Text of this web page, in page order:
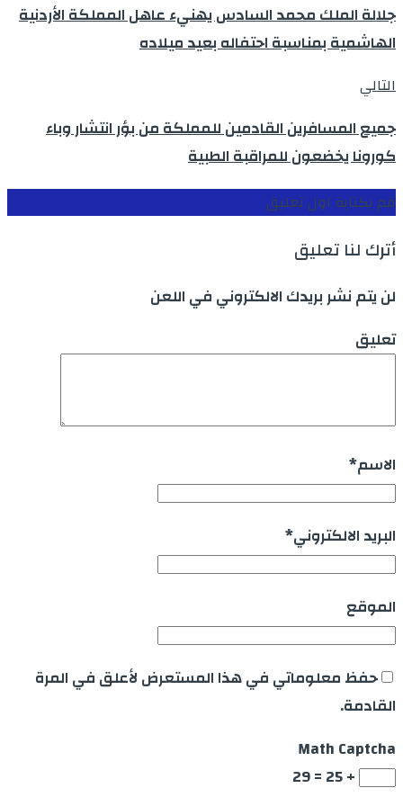
جلالة الملك محمد السادس يهنيء عاهل المملكة الأردنية
الهاشمية بمناسبة احتفاله بعيد ميلاده
التالي
جميع المسافرين القادمين للمملكة من بؤر انتشار وباء
كورونا يخضعون للمراقبة الطبية
قم بكتابة اول تعليق
أترك لنا تعليق
لن يتم نشر بريدك الالكتروني في اللعن
تعليق
الاسم*
البريد الالكتروني*
الموقع
حفظ معلوماتي في هذا المستعرض لأعلق في المرة
القادمة.
Math Captcha
+ 25 = 29